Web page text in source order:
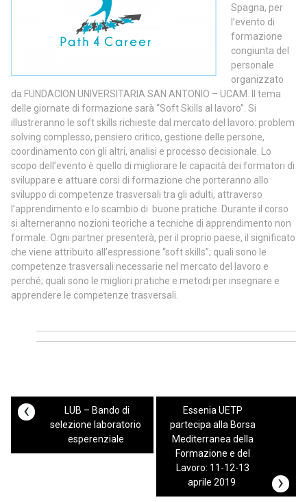
Spagna, per
l’evento di
formazione
congiunta del
personale
organizzato
da FUNDACION UNIVERSITARIA SAN ANTONIO – UCAM. Il tema
delle giornate di formazione sarà “Soft Skills al lavoro”. Si
illustreranno le soft skills richieste dal mercato del lavoro: problem
solving complesso, pensiero critico, gestione delle persone,
coordinamento con gli altri, analisi e processo decisionale. Lo
scopo dell’evento è quello di migliorare le capacità dei formatori di
sviluppare e attuare corsi di formazione che porteranno allo
sviluppo di competenze trasversali tra gli adulti, attraverso
l’apprendimento e lo scambio di buone pratiche. Durante il corso
si alterneranno nozioni teoriche a tecniche di apprendimento non
formale. Ogni partner presenterà, per il proprio paese, il significato
che viene attribuito all’espressione “soft skills”; quali sono le
competenze trasversali necessarie nel mercato del lavoro e
perché; quali sono le migliori pratiche e metodi per insegnare e
apprendere le competenze trasversali.
‹
LUB – Bando di
selezione laboratorio
esperenziale
Essenia UETP
partecipa alla Borsa
Mediterranea della
Formazione e del
Lavoro: 11-12-13
aprile 2019
›